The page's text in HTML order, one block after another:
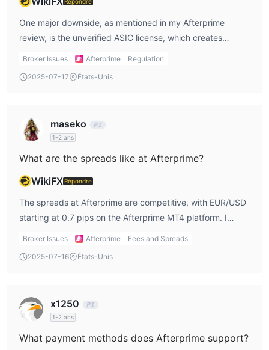
l'industrie. Les taux de swap s'appliquent aux positions de nuit.
Frais hors tradingPlateforme de trading
Dépôt et retrait
Ne facturant aucun frais pour les retraits ou les dépôts,
il est conseillé d'avoir au moins 200 EUR ou l'équivalent dans
d'autres devises.
One major downside, as mentioned in my Afterprime
review, is the unverified ASIC license, which creates
uncertainty about the broker’s reliability. Additionally, the
lower than I would prefer for trading in digital assets.
Broker Issues Afterprime
Regulation
2025-07-17
États-Unis
maseko
1-2 ans
What are the spreads like at Afterprime?
WikiFXRépondre
The spreads at Afterprime are competitive, with EUR/USD
starting at 0.7 pips on the Afterprime MT4 platform. I
appreciate the tight spreads, especially when trading
Afterprime broker also offers raw spreads for the ze PRO
Broker Issues Afterprime
Fees and Spreads
2025-07-16
États-Unis
x1250
1-2 ans
What payment methods does Afterprime support?